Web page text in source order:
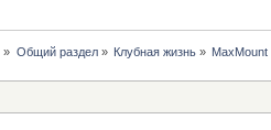
» Общий раздел» Клубная жизнь» MaxMount